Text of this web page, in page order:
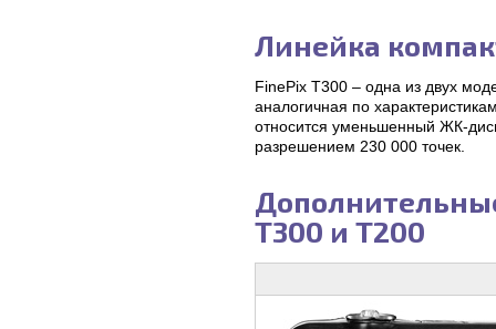
Линейка
FinePix T300 – одна из двух
аналогичная по
относится уменьшенный ЖК-
разрешением 230 000 точек.
T300 и T200